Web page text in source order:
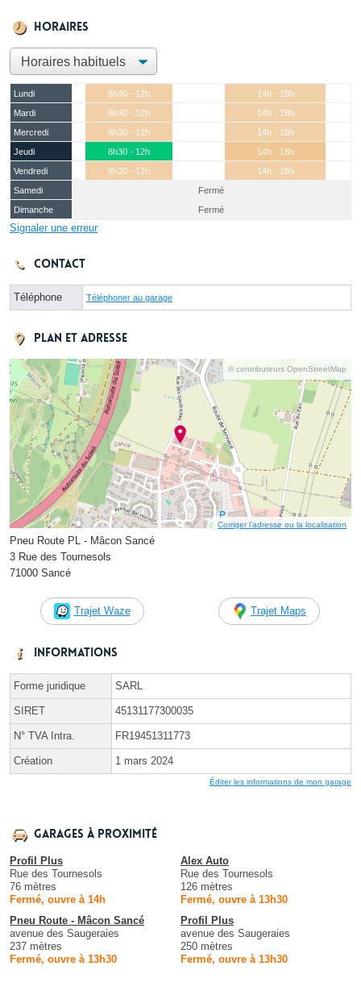
Horaires
Lundi 8h30 - 12h
14h - 18h
Mardi
8h30 - 12h
14h - 18h
Mercredi
8h30 - 12h
14h - 18h
Jeudi
8h30 - 12h
14h - 18h
Vendredi
8h30 - 12h
14h - 18h
Samedi
Fermé
Dimanche
Fermé
Signaler une erreur
Contact
Téléphone Téléphoner au garage
Plan et adresse
© contributeurs OpenStreetMap
Corriger l’adresse ou la localisation
Pneu Route PL - Mâcon Sancé
3 Rue des Tournesols
71000 Sancé
Trajet Waze Trajet Maps
Informations
Forme juridique SARL
SIRET 45131177300035
N° TVA Intra. FR19451311773
Création 1 mars 2024
Éditer les informations de mon garage
Garages à proximité
Profil Plus
Rue des Tournesols
76 mètres
Fermé, ouvre à 14h
Alex Auto
Rue des Tournesols
126 mètres
Fermé, ouvre à 13h30
Pneu Route - Mâcon Sancé
avenue des Saugeraies
237 mètres
Fermé, ouvre à 13h30
Profil Plus
avenue des Saugeraies
250 mètres
Fermé, ouvre à 13h30